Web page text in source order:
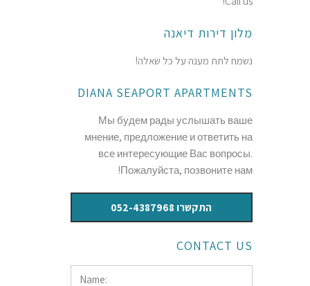
מלון דירות דיאנה
נשמח לתת מענה על כל שאלה!
DIANA SEAPORT APARTMENTS
Мы будем рады услышать ваше
мнение, предложение и ответить на
все интересующие Вас вопросы.
Пожалуйста, позвоните нам!
התקשרו 052-4387968
CONTACT US
Name: